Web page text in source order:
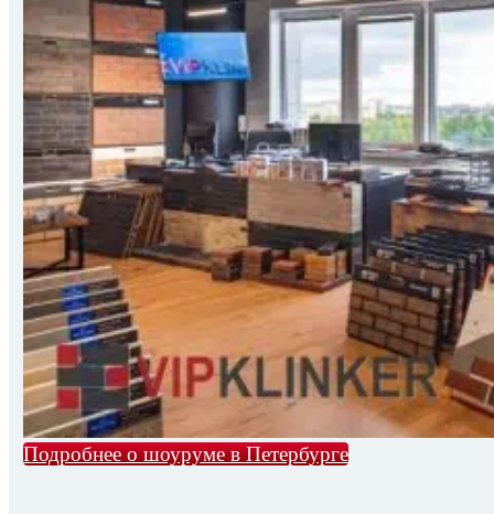
Подробнее о шоуруме в Петербурге